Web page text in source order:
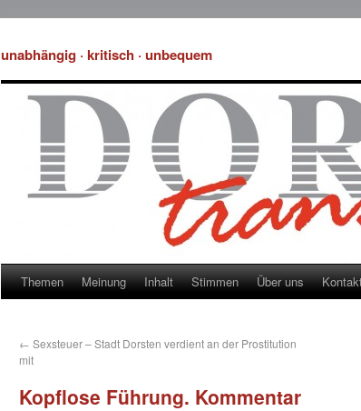
unabhängig · kritisch · unbequem
Themen Meinung Inhalt Stimmen Über uns
← Sexsteuer – Stadt Dorsten verdient an der Prostitution
mit
Kopflose Führung. Kommentar